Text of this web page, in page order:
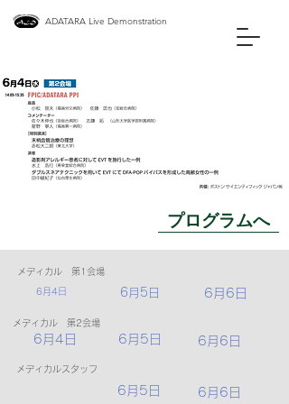
ADATARA Live Demonstration
プログラムへ
メディカル 第1会場
6月4日 6月5日 6月6日
メディカル 第2会場
6月4日 6月5日 6月6日
メディカルスタッフ
6月5日 6月6日